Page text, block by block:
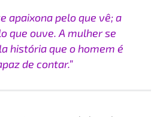
apaixona pelo que vê; a
que ouve. A mulher se
história que o homem é
de contar.”